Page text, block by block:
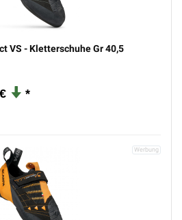
VS - Kletterschuhe Gr 40,5